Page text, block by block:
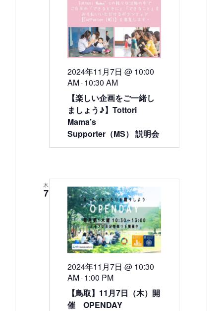
【楽しい企画をご一緒し
ましょう♪】Tottori
Mama’s
Supporter（MS） 説明会
2024年11月7日 @ 10:00
AM - 10:30 AM
木
7
【鳥取】11月7日（木）開
催 OPENDAY
2024年11月7日 @ 10:30
AM - 1:00 PM